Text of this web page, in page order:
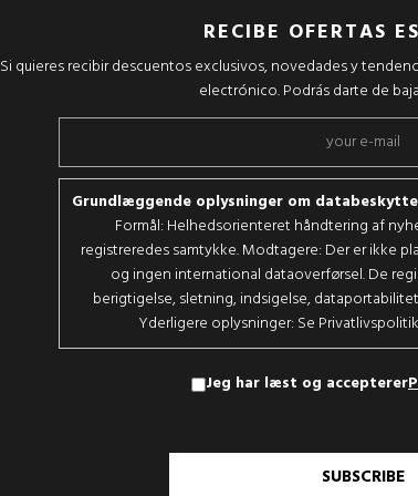
RECIBE OFERTAS
Si quieres recibir descuentos exclusivos, novedades y
electrónico. Podrás darte de
Grundlæggende oplysninger om
Formål: Helhedsorienteret håndtering af
registreredes samtykke. Modtagere: Der er ikke
og ingen international dataoverførsel. De
berigtigelse, sletning, indsigelse,
Yderligere oplysninger: Se
Jeg har læst og accepterer
SUBSCRIBE